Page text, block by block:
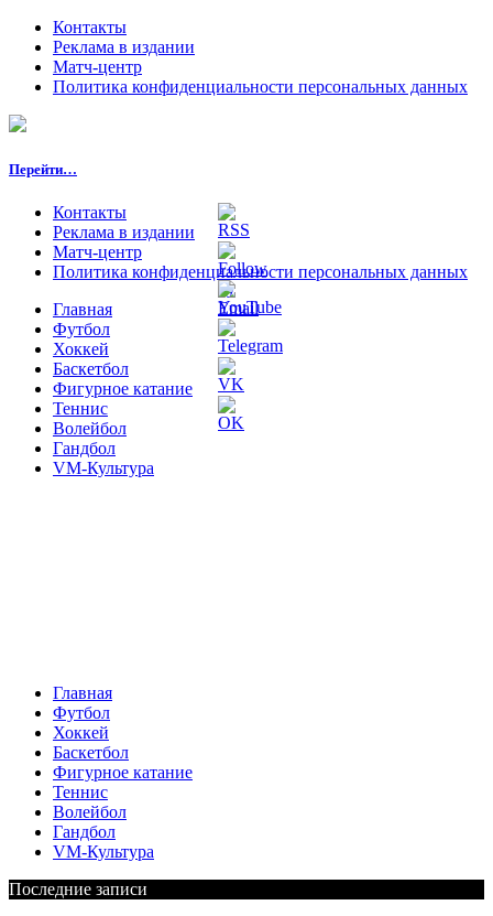
Контакты
Реклама в издании
Матч-центр
Политика конфиденциальности персональных данных
Перейти…
Контакты
Реклама в издании
Матч-центр
Политика конфиденциальности персональных данных
Главная
Футбол
Хоккей
Баскетбол
Фигурное катание
Теннис
Волейбол
Гандбол
VM-Культура
Главная
Футбол
Хоккей
Баскетбол
Фигурное катание
Теннис
Волейбол
Гандбол
VM-Культура
Последние записи